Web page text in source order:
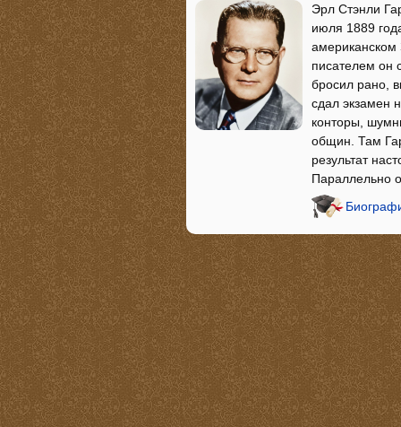
Эрл Стэнли
июля 1889
американском
писателем он
бросил рано,
сдал экзамен
конторы,
общин. Там
результат
Параллельно